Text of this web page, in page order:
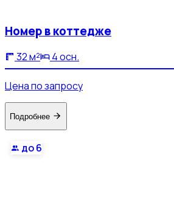
Номер в коттедже
32 м² 4 осн.
Цена по запросу
Подробнее
до 6